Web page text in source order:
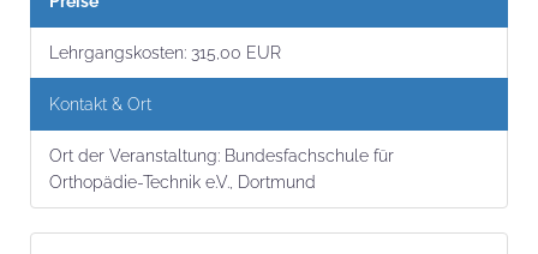
Lehrgangs­kosten: 315,00 EUR
Kontakt & Ort
Ort der Veranstaltung: Bundesfachschule für
Orthopädie-Technik e.V., Dortmund